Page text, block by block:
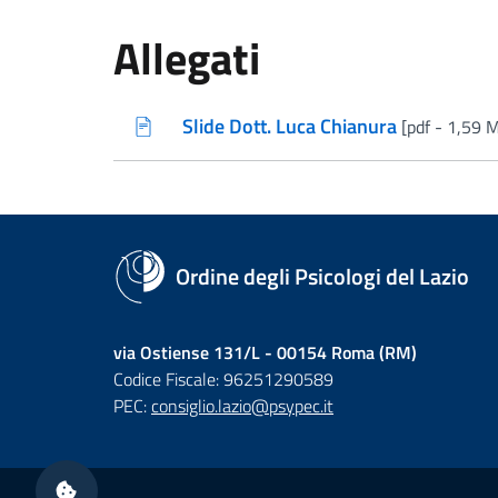
Allegati
Slide Dott. Luca Chianura [pdf - 1,59
(nuova scheda - new tab)
Ordine degli Psicologi del Lazio
via Ostiense 131/L - 00154 Roma (RM)
Codice Fiscale: 96251290589
PEC:consiglio.lazio@psypec.it